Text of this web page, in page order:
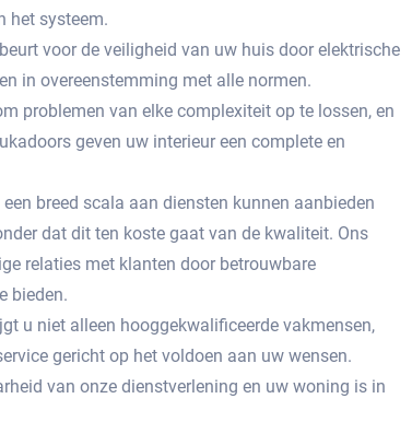
het systeem.
voor de veiligheid van uw huis door elektrische
in overeenstemming met alle normen.
problemen van elke complexiteit op te lossen, en
geven uw interieur een complete en
breed scala aan diensten kunnen aanbieden
dat dit ten koste gaat van de kwaliteit. Ons
relaties met klanten door betrouwbare
bieden.
u niet alleen hooggekwalificeerde vakmensen,
gericht op het voldoen aan uw wensen.
van onze dienstverlening en uw woning is in